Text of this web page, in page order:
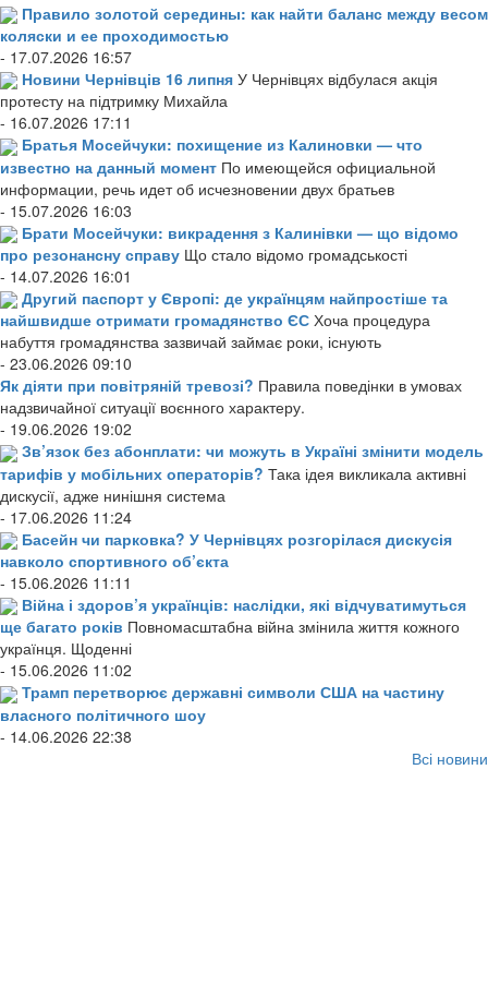
Правило золотой середины: как найти баланс между весом
коляски и ее проходимостью
- 17.07.2026 16:57
Новини Чернівців 16 липня У Чернівцях відбулася акція
протесту на підтримку Михайла
- 16.07.2026 17:11
Братья Мосейчуки: похищение из Калиновки — что
известно на данный момент По имеющейся официальной
информации, речь идет об исчезновении двух братьев
- 15.07.2026 16:03
Брати Мосейчуки: викрадення з Калинівки — що відомо
про резонансну справу Що стало відомо громадськості
- 14.07.2026 16:01
Другий паспорт у Європі: де українцям найпростіше та
найшвидше отримати громадянство ЄС Хоча процедура
набуття громадянства зазвичай займає роки, існують
- 23.06.2026 09:10
Як діяти при повітряній тревозі? Правила поведінки в умовах
надзвичайної ситуації воєнного характеру.
- 19.06.2026 19:02
Зв’язок без абонплати: чи можуть в Україні змінити модель
тарифів у мобільних операторів? Така ідея викликала активні
дискусії, адже нинішня система
- 17.06.2026 11:24
Басейн чи парковка? У Чернівцях розгорілася дискусія
навколо спортивного об’єкта
- 15.06.2026 11:11
Війна і здоров’я українців: наслідки, які відчуватимуться
ще багато років Повномасштабна війна змінила життя кожного
українця. Щоденні
- 15.06.2026 11:02
Трамп перетворює державні символи США на частину
власного політичного шоу
- 14.06.2026 22:38
Всі новини